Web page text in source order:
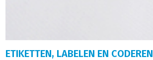
ETIKETTEN, LABELEN EN CODEREN